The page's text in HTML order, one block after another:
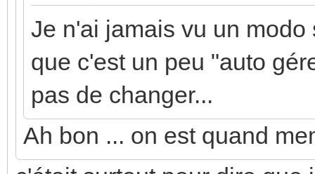
Je n'ai jamais vu un
que c'est un peu "auto
pas de changer...
Ah bon ... on est quand